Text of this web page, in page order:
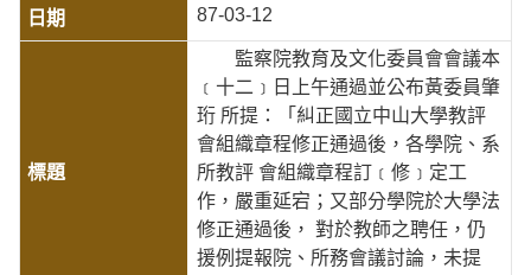
87-03-12
監察院教育及文化委員會會議本
﹝十二﹞日上午通過並公布黃委員肇
珩 所提：「糾正國立中山大學教評
會組織章程修正通過後，各學院、系
所教評 會組織章程訂﹝修﹞定工
作，嚴重延宕；又部分學院於大學法
修正通過後， 對於教師之聘任，仍
援例提報院、所務會議討論，未提